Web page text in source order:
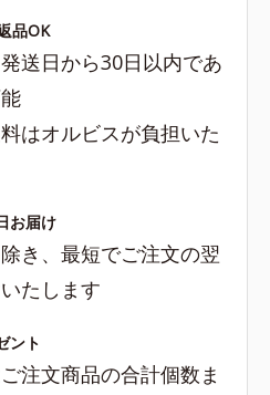
品OK
送日から30日以内であ
はオルビスが負担いた
お届け
き、最短でご注文の翌
たします
ント
注文商品の合計個数ま